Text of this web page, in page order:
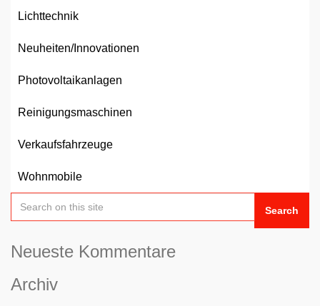
Lichttechnik
Neuheiten/Innovationen
Photovoltaikanlagen
Reinigungsmaschinen
Verkaufsfahrzeuge
Wohnmobile
Search
Neueste Kommentare
Archiv